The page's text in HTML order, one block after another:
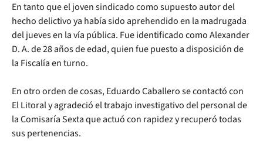
En tanto que el joven sindicado como supuesto autor del
hecho delictivo ya había sido aprehendido en la madrugada
del jueves en la vía pública. Fue identificado como Alexander
D. A. de 28 años de edad, quien fue puesto a disposición de
la Fiscalía en turno.
En otro orden de cosas, Eduardo Caballero se contactó con
El Litoral y agradeció el trabajo investigativo del personal de
la Comisaría Sexta que actuó con rapidez y recuperó todas
sus pertenencias.